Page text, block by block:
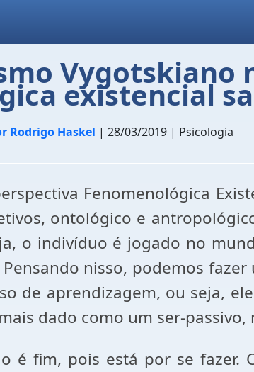
Vygotskiano
existencial
Rodrigo Haskel | 28/03/2019 | Psicologia
Fenomenológica
ontológico e
o indivíduo é jogado no
nisso, podemos fazer
de aprendizagem, ou seja,
dado como um ser-
é fim, pois está por se fazer.